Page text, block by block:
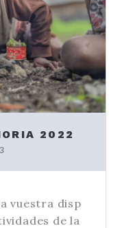
2022
vuestra disp
de la